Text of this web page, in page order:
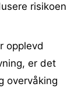
risikoen
opplevd
er det
overvåking